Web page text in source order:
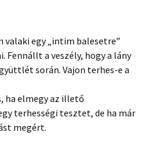
valaki egy „intim balesetre”
a veszély, hogy a lány
során. Vajon terhes-e a
ha elmegy az illető
terhességi tesztet, de ha már
megért.